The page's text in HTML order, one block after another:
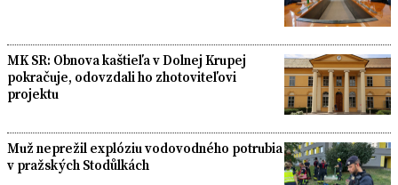
MK SR: Obnova kaštieľa v Dolnej Krupej
pokračuje, odovzdali ho zhotoviteľovi
projektu
Muž neprežil explóziu vodovodného potrubia
v pražských Stodůlkách